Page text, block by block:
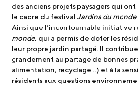
des anciens projets paysagers qui
le cadre du festival Jardins du
Ainsi que l’incontournable initiative
monde, qui a permis de doter les
leur propre jardin partagé. Il
grandement au partage de bonnes
alimentation, recyclage…) et à la
résidents aux questions